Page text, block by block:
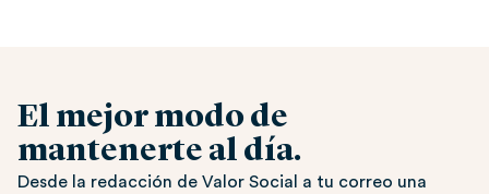
El mejor modo de
mantenerte al día.
Desde la redacción de Valor Social a tu correo una